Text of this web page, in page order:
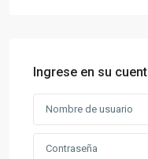
Ingrese en su